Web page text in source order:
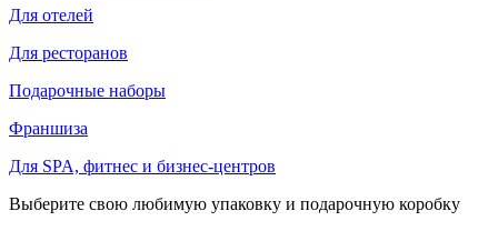
Для отелей
Для ресторанов
Подарочные наборы
Франшиза
Для SPA, фитнес и бизнес-центров
Выберите свою любимую упаковку и подарочную коробку